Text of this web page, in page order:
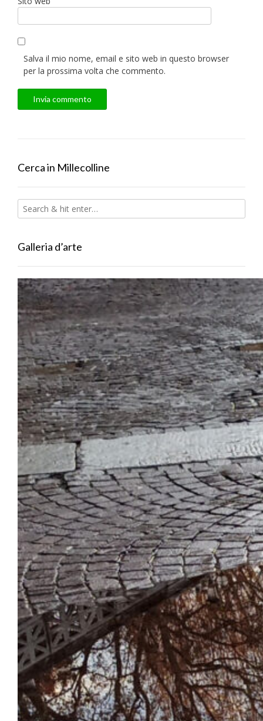
Salva il mio nome, email e sito web in questo browser
per la prossima volta che commento.
Cerca in Millecolline
Galleria d’arte